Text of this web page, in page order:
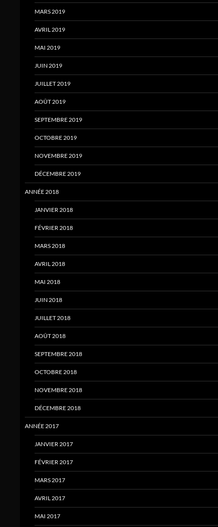
MARS 2019
AVRIL 2019
MAI 2019
JUIN 2019
JUILLET 2019
AOÛT 2019
SEPTEMBRE 2019
OCTOBRE 2019
NOVEMBRE 2019
DÉCEMBRE 2019
ANNÉE 2018
JANVIER 2018
FÉVRIER 2018
MARS 2018
AVRIL 2018
MAI 2018
JUIN 2018
JUILLET 2018
AOÛT 2018
SEPTEMBRE 2018
OCTOBRE 2018
NOVEMBRE 2018
DÉCEMBRE 2018
ANNÉE 2017
JANVIER 2017
FÉVRIER 2017
MARS 2017
AVRIL 2017
MAI 2017